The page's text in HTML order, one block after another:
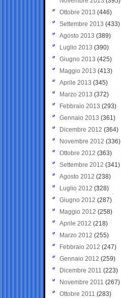
Ottobre 2013 (446)
Settembre 2013 (433)
Agosto 2013 (389)
Luglio 2013 (390)
Giugno 2013 (425)
Maggio 2013 (413)
Aprile 2013 (345)
Marzo 2013 (372)
Febbraio 2013 (293)
Gennaio 2013 (361)
Dicembre 2012 (364)
Novembre 2012 (336)
Ottobre 2012 (363)
Settembre 2012 (341)
Agosto 2012 (238)
Luglio 2012 (328)
Giugno 2012 (287)
Maggio 2012 (258)
Aprile 2012 (218)
Marzo 2012 (255)
Febbraio 2012 (247)
Gennaio 2012 (259)
Dicembre 2011 (223)
Novembre 2011 (267)
Ottobre 2011 (283)